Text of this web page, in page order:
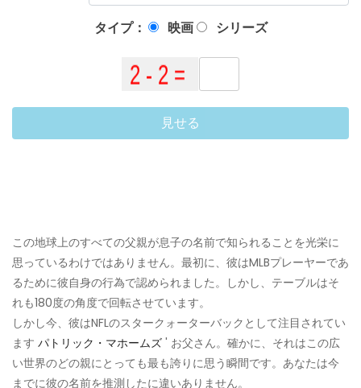
タイプ： 映画 シリーズ
見せる
この地球上のすべての父親が息子の名前で知られることを光栄に
思っているわけではありません。最初に、彼はMLBプレーヤーであ
るために彼自身の行為で認められました。しかし、テーブルはそ
れも180度の角度で回転させています。
しかし今、彼はNFLのスタークォーターバックとして注目されてい
ます パトリック・マホームズ ' お父さん。確かに、それはこの広
い世界のどの親にとっても最も誇りに思う瞬間です。あなたは今
までに彼の名前を推測したに違いありません。